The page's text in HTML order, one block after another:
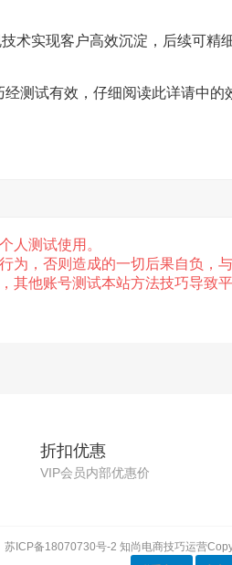
术实现客户高效沉淀，后续可
测试有效，仔细阅读此详请中
人测试使用。
为，否则造成的一切后果自负，与
其他账号测试本站方法技巧导致
折扣优惠
VIP会员内部优惠价
苏ICP备18070730号-2 知尚电商技巧运营